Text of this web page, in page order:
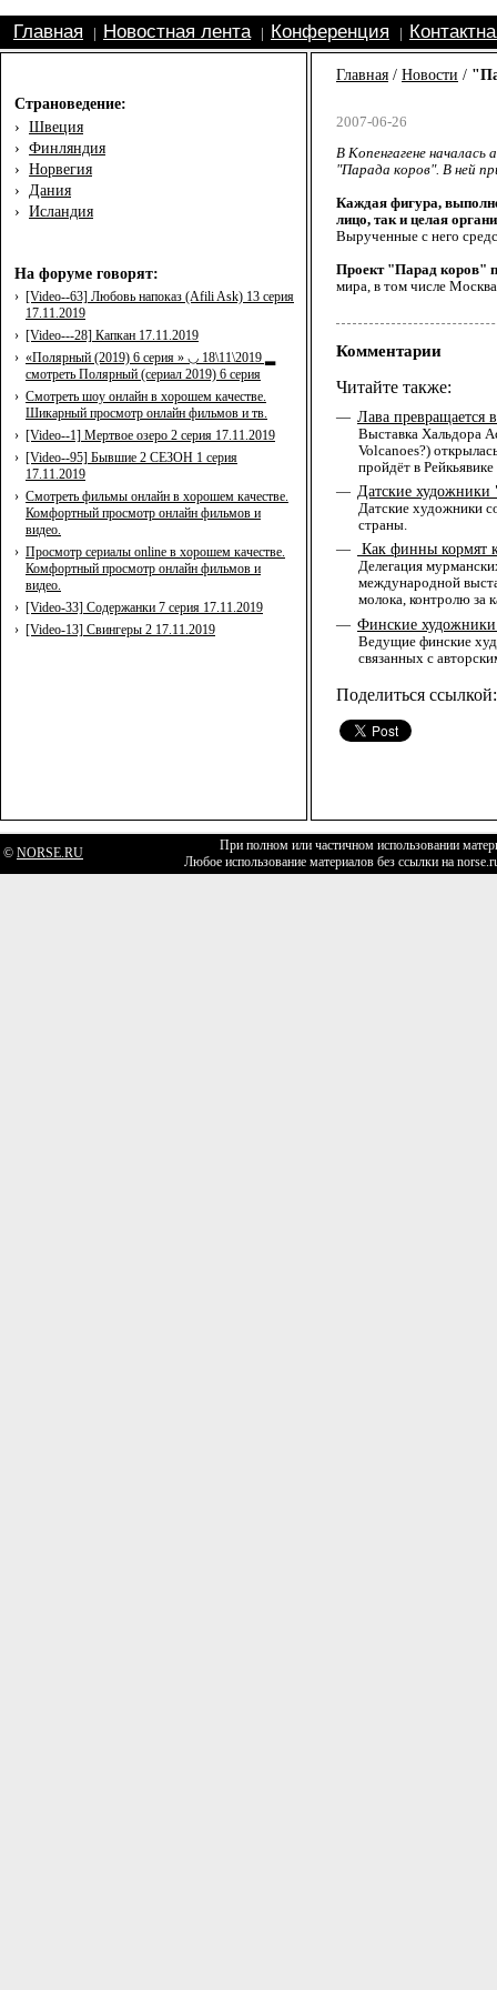
Главная Новостная лента| Конференция
Страноведение:
› Швеция
› Финляндия
› Норвегия
› Дания
› Исландия
На форуме говорят:
› [Video--63] Любовь напоказ (Afili Ask) 13 серия
17.11.2019
› [Video---28] Капкан 17.11.2019
› «Полярный (2019) 6 серия » ◡ 18\11\2019 ▂
смотреть Полярный (сериал 2019) 6 серия
› Смотреть шоу онлайн в хорошем качестве.
Шикарный просмотр онлайн фильмов и тв.
› [Video--1] Мертвое озеро 2 серия 17.11.2019
› [Video--95] Бывшие 2 СЕЗОН 1 серия
17.11.2019
› Смотреть фильмы онлайн в хорошем качестве.
Комфортный просмотр онлайн фильмов и
видео.
› Просмотр сериалы online в хорошем качестве.
Комфортный просмотр онлайн фильмов и
видео.
› [Video-33] Содержанки 7 серия 17.11.2019
› [Video-13] Свингеры 2 17.11.2019
Главная / Новости /
2007-06-26
В Копенгагене
"Парада коров". В ней
Каждая фигура,
лицо, так и целая
Вырученные с него
Проект "Парад коров"
мира, в том числе
Комментарии
Читайте также:
— Лава превращается
Выставка Хальдора
Volcanoes?)
пройдёт в
— Датские художники
Датские художники
страны.
—
Как финны кормят
Делегация
международной
молока, контролю за
— Финские художники
Ведущие финские
связанных с
Поделиться ссылкой:
© NORSE.RU
При полном или частичном использовании
Любое использование материалов без ссылки на